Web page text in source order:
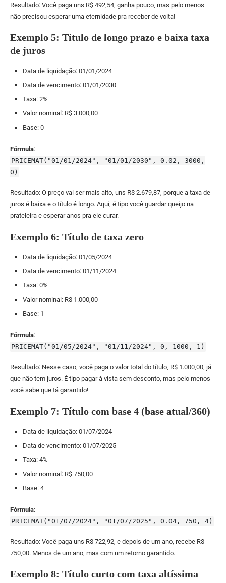
Resultado: Você paga uns R$ 492,54, ganha pouco, mas pelo menos
não precisou esperar uma eternidade pra receber de volta!
Exemplo 5: Título de longo prazo e baixa taxa
de juros
Data de liquidação: 01/01/2024
Data de vencimento: 01/01/2030
Taxa: 2%
Valor nominal: R$ 3.000,00
Base: 0
Fórmula:
PRICEMAT("01/01/2024", "01/01/2030", 0.02, 3000,
0)
Resultado: O preço vai ser mais alto, uns R$ 2.679,87, porque a taxa de
juros é baixa e o título é longo. Aqui, é tipo você guardar queijo na
prateleira e esperar anos pra ele curar.
Exemplo 6: Título de taxa zero
Data de liquidação: 01/05/2024
Data de vencimento: 01/11/2024
Taxa: 0%
Valor nominal: R$ 1.000,00
Base: 1
Fórmula:
PRICEMAT("01/05/2024", "01/11/2024", 0, 1000, 1)
Resultado: Nesse caso, você paga o valor total do título, R$ 1.000,00, já
que não tem juros. É tipo pagar à vista sem desconto, mas pelo menos
você sabe que tá garantido!
Exemplo 7: Título com base 4 (base atual/360)
Data de liquidação: 01/07/2024
Data de vencimento: 01/07/2025
Taxa: 4%
Valor nominal: R$ 750,00
Base: 4
Fórmula:
PRICEMAT("01/07/2024", "01/07/2025", 0.04, 750, 4)
Resultado: Você paga uns R$ 722,92, e depois de um ano, recebe R$
750,00. Menos de um ano, mas com um retorno garantido.
Exemplo 8: Título curto com taxa altíssima